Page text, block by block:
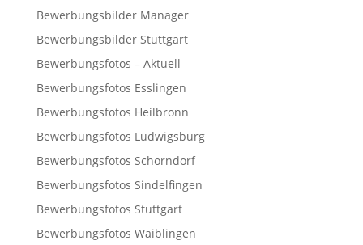
Bewerbungsbilder Manager
Bewerbungsbilder Stuttgart
Bewerbungsfotos – Aktuell
Bewerbungsfotos Esslingen
Bewerbungsfotos Heilbronn
Bewerbungsfotos Ludwigsburg
Bewerbungsfotos Schorndorf
Bewerbungsfotos Sindelfingen
Bewerbungsfotos Stuttgart
Bewerbungsfotos Waiblingen